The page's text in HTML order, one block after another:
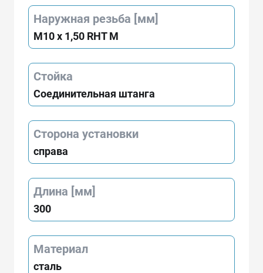
Наружная резьба [мм]
M10 x 1,50 RHT M
Стойка
Соединительная штанга
Сторона установки
справа
Длина [мм]
300
Материал
сталь